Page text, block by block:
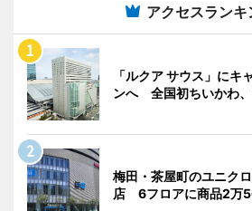
アクセスランキ
「ルクア サウス」にキ
ンへ 全国初ちいかわ
梅田・茶屋町のユニク
店 6フロアに商品2万